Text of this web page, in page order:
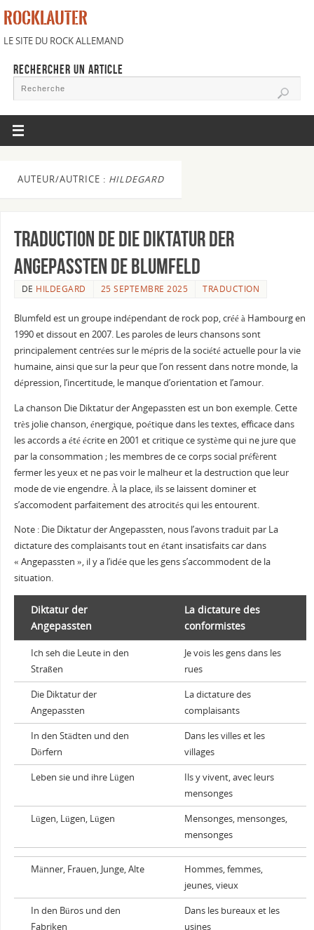
ROCKLAUTER
LE SITE DU ROCK ALLEMAND
RECHERCHER UN ARTICLE
AUTEUR/AUTRICE : HILDEGARD
Traduction de Die Diktatur der
Angepassten de Blumfeld
DE HILDEGARD 25 SEPTEMBRE 2025 TRADUCTION
Blumfeld est un groupe indépendant de rock pop, créé à Hambourg en
1990 et dissout en 2007. Les paroles de leurs chansons sont
principalement centrées sur le mépris de la société actuelle pour la vie
humaine, ainsi que sur la peur que l’on ressent dans notre monde, la
dépression, l’incertitude, le manque d’orientation et l’amour.
La chanson Die Diktatur der Angepassten est un bon exemple. Cette
très jolie chanson, énergique, poétique dans les textes, efficace dans
les accords a été écrite en 2001 et critique ce système qui ne jure que
par la consommation ; les membres de ce corps social préfèrent
fermer les yeux et ne pas voir le malheur et la destruction que leur
mode de vie engendre. À la place, ils se laissent dominer et
s’accomodent parfaitement des atrocités qui les entourent.
Note : Die Diktatur der Angepassten, nous l’avons traduit par La
dictature des complaisants tout en étant insatisfaits car dans
« Angepassten », il y a l’idée que les gens s’accommodent de la
situation.
Diktatur der
Angepassten
La dictature des
conformistes
Ich seh die Leute in den
Straßen
Je vois les gens dans les
rues
Die Diktatur der
Angepassten
La dictature des
complaisants
In den Städten und den
Dörfern
Dans les villes et les
villages
Leben sie und ihre Lügen
Ils y vivent, avec leurs
mensonges
Lügen, Lügen, Lügen
Mensonges, mensonges,
mensonges
Männer, Frauen, Junge, Alte
Hommes, femmes,
jeunes, vieux
In den Büros und den
Fabriken
Dans les bureaux et les
usines